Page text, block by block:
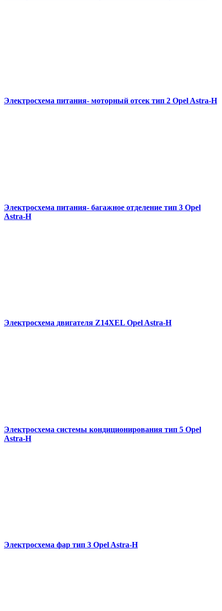
Электросхема питания- моторный отсек тип 2 Opel Astra-H
Электросхема питания- багажное отделение тип 3 Opel
Astra-H
Электросхема двигателя Z14XEL Opel Astra-H
Электросхема системы кондиционирования тип 5 Opel
Astra-H
Электросхема фар тип 3 Opel Astra-H